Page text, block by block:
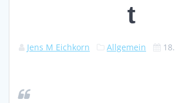
t
Jens M Eichkorn Allgemein